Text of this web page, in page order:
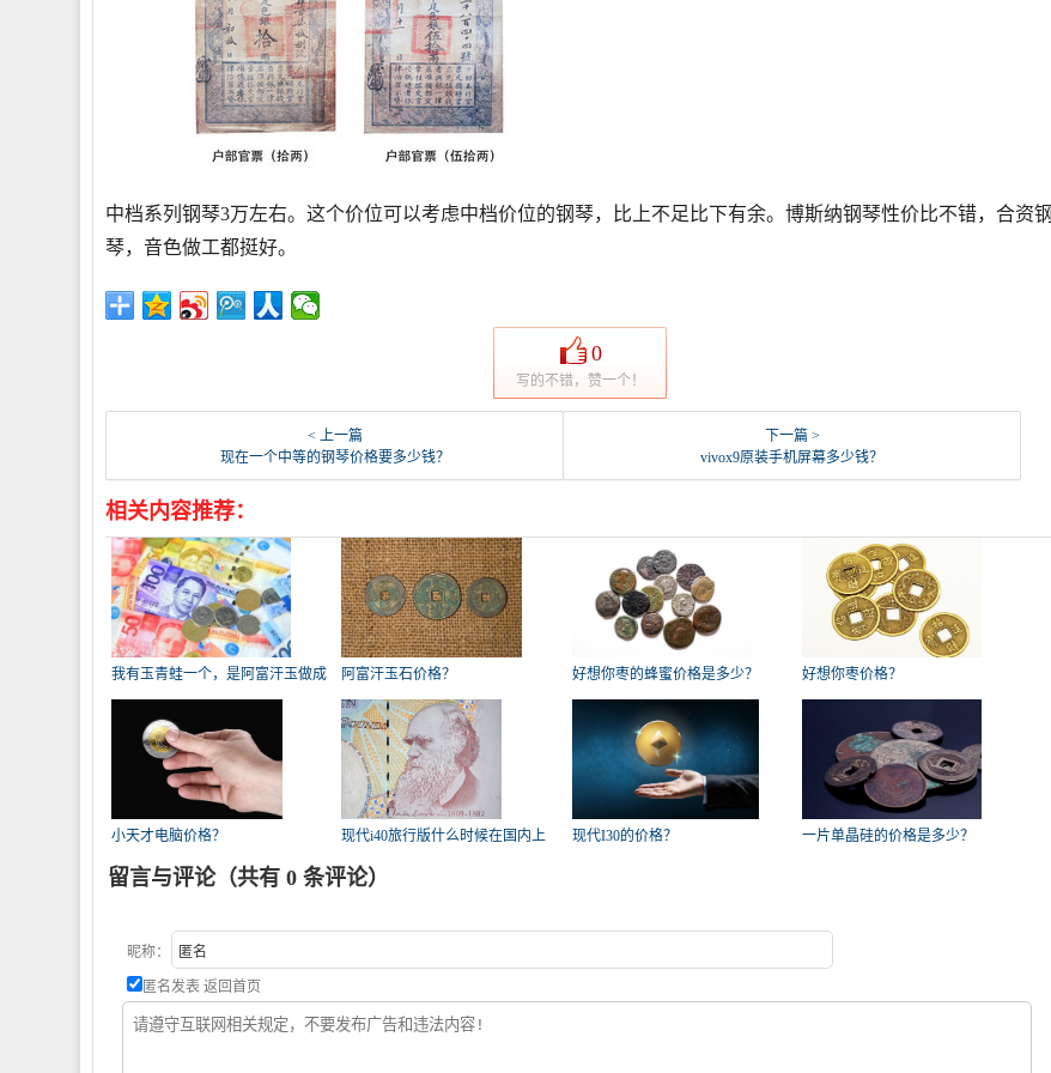
中档系列钢琴3万左右。这个价位可以考虑中档价位的钢琴，比上不足比下有余。博斯纳钢琴性价比不错，合资钢
琴，音色做工都挺好。
0
写的不错，赞一个！
< 上一篇
现在一个中等的钢琴价格要多少钱？
下一篇 >
vivox9原装手机屏幕多少钱？
相关内容推荐：
我有玉青蛙一个，是阿富汗玉做成
阿富汗玉石价格？ 好想你枣的蜂蜜价格是多少？ 好想你枣价格？
小天才电脑价格？
现代i40旅行版什么时候在国内上
市
现代I30的价格？ 一片单晶硅的价格是多少？
留言与评论（共有 0 条评论）
昵称：
匿名发表 返回首页